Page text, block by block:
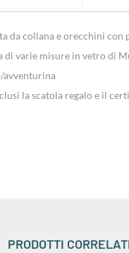
da collana e orecchini con
di varie misure in vetro di
avventurina
la scatola regalo e il
PRODOTTI